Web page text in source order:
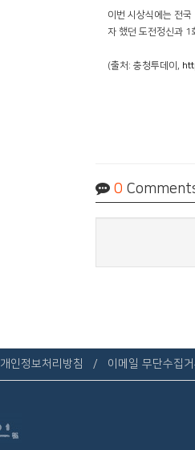
이번 시상식에는 전
자 했던 도전정신과 1
(출처: 충청투데이,
0
개인정보처리방침 이메일 무단수집